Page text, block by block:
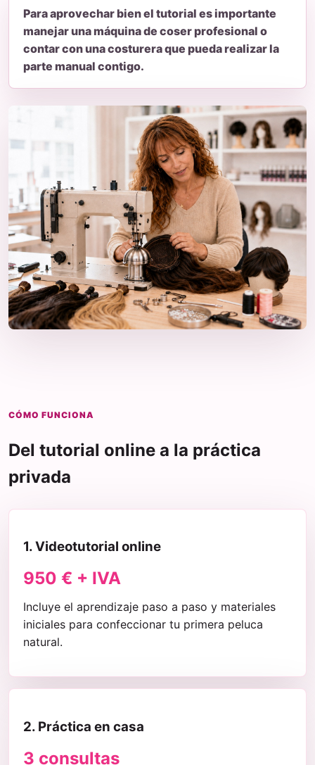
Para aprovechar bien el tutorial es importante
manejar una máquina de coser profesional o
contar con una costurera que pueda realizar la
parte manual contigo.
CÓMO FUNCIONA
Del tutorial online a la práctica
privada
1. Videotutorial online
950 € + IVA
Incluye el aprendizaje paso a paso y materiales
iniciales para confeccionar tu primera peluca
natural.
2. Práctica en casa
3 consultas